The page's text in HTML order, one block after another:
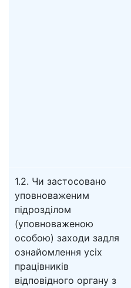
1.2. Чи застосовано
уповноваженим
підрозділом
(уповноваженою
особою) заходи задля
ознайомлення усіх
працівників
відповідного органу з